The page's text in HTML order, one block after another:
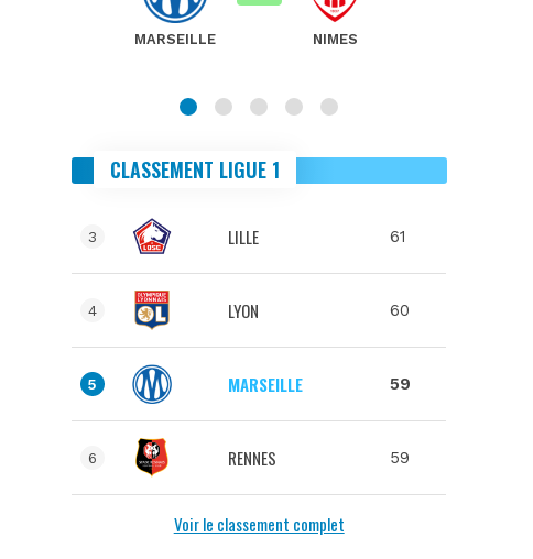
MARSEILLE NIMES
CLASSEMENT LIGUE 1
3 LILLE 61
4 LYON 60
5 MARSEILLE 59
6 RENNES 59
Voir le classement complet